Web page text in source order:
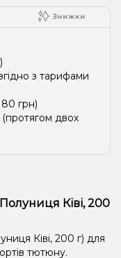
Знижки
)
з тарифами
грн)
(протягом двох
Ківі, 200
Ківі, 200 г) для
тютюну.